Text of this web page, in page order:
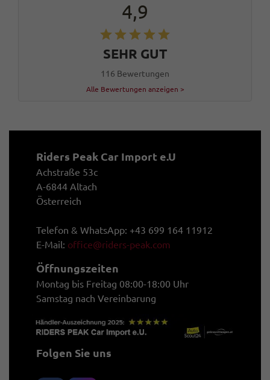
4,9
SEHR GUT
116 Bewertungen
Alle Bewertungen anzeigen >
Riders Peak Car Import e.U
Achstraße 53c
A-6844 Altach
Österreich
Telefon & WhatsApp: +43 699 164 11912
E-Mail: office@riders-peak.com
Öffnungszeiten
Montag bis Freitag 08:00-18:00 Uhr
Samstag nach Vereinbarung
Folgen Sie uns